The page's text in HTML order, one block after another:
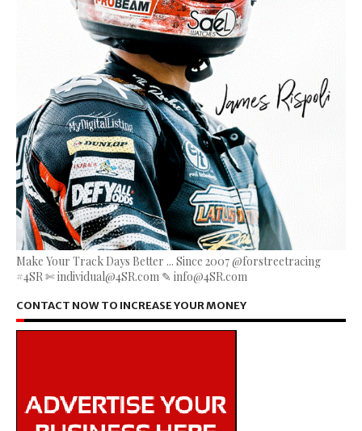
Make Your Track Days Better ... Since 2007 @forstreetracing
#4SR ✄ individual@4SR.com ✎ info@4SR.com
CONTACT NOW TO INCREASE YOUR MONEY